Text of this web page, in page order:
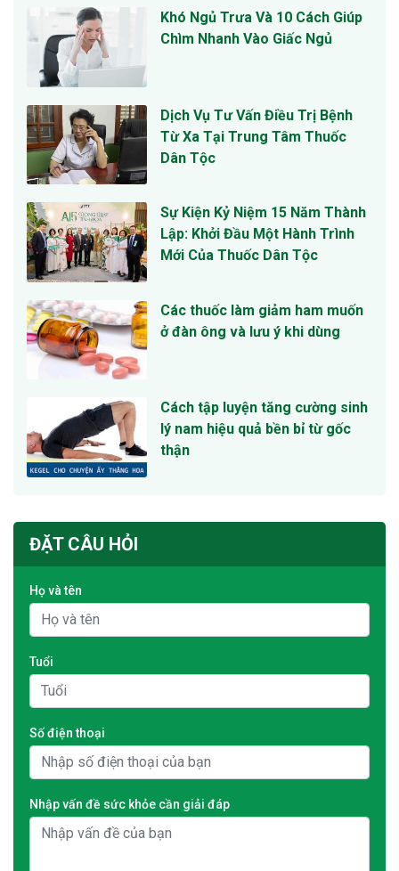
Khó Ngủ Trưa Và 10 Cách Giúp
Chìm Nhanh Vào Giấc Ngủ
Dịch Vụ Tư Vấn Điều Trị Bệnh
Từ Xa Tại Trung Tâm Thuốc
Dân Tộc
Sự Kiện Kỷ Niệm 15 Năm Thành
Lập: Khởi Đầu Một Hành Trình
Mới Của Thuốc Dân Tộc
Các thuốc làm giảm ham muốn
ở đàn ông và lưu ý khi dùng
Cách tập luyện tăng cường sinh
lý nam hiệu quả bền bỉ từ gốc
thận
ĐẶT CÂU HỎI
Họ và tên
Tuổi
Số điện thoại
Nhập vấn đề sức khỏe cần giải đáp